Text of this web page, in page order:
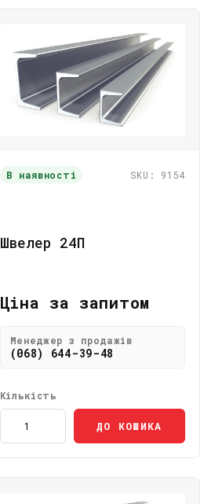
В наявності SKU: 9154
Швелер 24П
Ціна за запитом
Менеджер з продажів
(068) 644-39-48
Кількість
ДО КОШИКА